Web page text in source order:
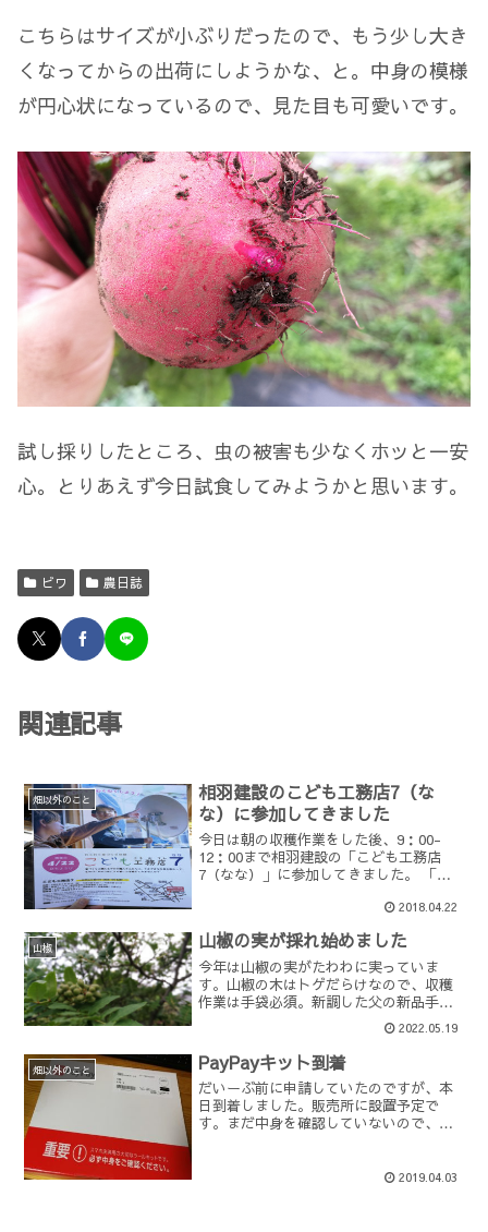
こちらはサイズが小ぶりだったので、もう少し大き
くなってからの出荷にしようかな、と。中身の模様
が円心状になっているので、見た目も可愛いです。
試し採りしたところ、虫の被害も少なくホッと一安
心。とりあえず今日試食してみようかと思います。
ビワ 農日誌
関連記事
畑以外のこと
相羽建設のこども工務店7（な
な）に参加してきました
今日は朝の収穫作業をした後、9：00-
12：00まで相羽建設の「こども工務店
7（なな）」に参加してきました。 「こ
の職人さんたちに、全12種類の手仕事を
教わるものづくり体験です。 建築家コー
ナーでマグネッ...
2018.04.22
山椒 山椒の実が採れ始めました
今年は山椒の実がたわわに実っていま
す。山椒の木はトゲだらけなので、収穫
作業は手袋必須。新調した父の新品手袋
を勝手に使い、30分ほどかけて1kg弱を
収穫しました。明日、山椒の実をたくさ
ん出荷したいと思います。生の山椒の実
はこの時期しか食べられ...
2022.05.19
畑以外のこと PayPayキット到着
だいーぶ前に申請していたのですが、本
日到着しました。販売所に設置予定で
す。まだ中身を確認していないので、少
2019.04.03